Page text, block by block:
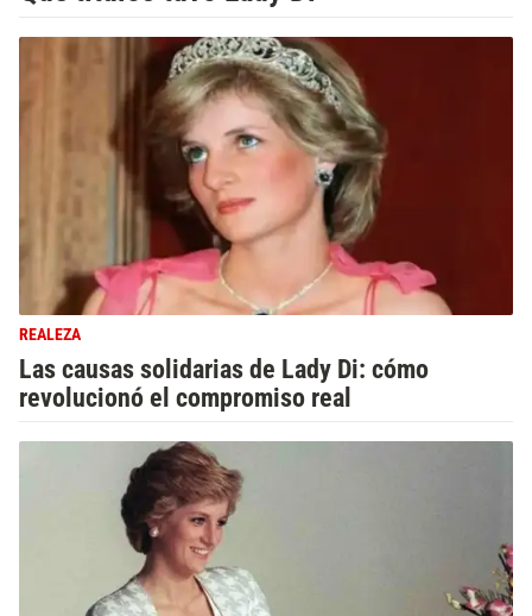
REALEZA
Las causas solidarias de Lady Di: cómo
revolucionó el compromiso real